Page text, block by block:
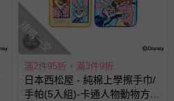
搶購一空
滿2件95折，滿3件9折
日本西松屋 - 純棉上學擦手巾/
手帕(5入組)-卡通人物動物方城